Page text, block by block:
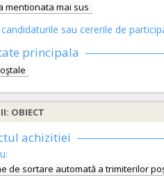
mentionata mai sus
sau cererile de
principala
OBIECT
achizitiei
de sortare automată a trimiterilor